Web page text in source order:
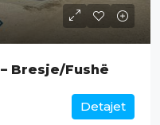
Bresje/Fushë
Detajet